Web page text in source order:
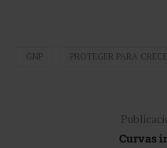
GNP PROTEGER PARA
Curvas